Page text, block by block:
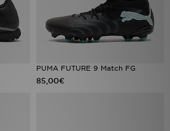
PUMA FUTURE 9 Match FG
85,00€